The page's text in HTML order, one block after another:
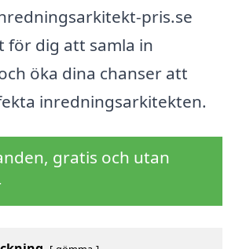
pris.se
för dig att samla in
öka dina chanser att
inredningsarkitekten.
gratis och utan